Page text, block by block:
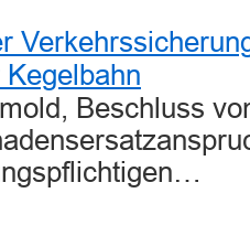
Beschluss